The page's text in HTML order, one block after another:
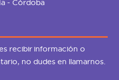
- Córdoba
recibir información o
no dudes en llamarnos.